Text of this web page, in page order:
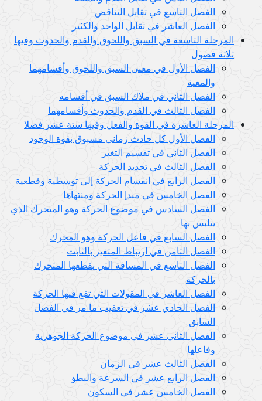
الفصل التاسع في تقابل التناقض
الفصل العاشر في تقابل الواحد والكثير
المرحلة التاسعة في السبق واللحوق والقدم والحدوث وفيها
ثلاثة فصول
الفصل الأول في معنى السبق واللحوق وأقسامهما
والمعية
الفصل الثاني في ملاك السبق في أقسامه
الفصل الثالث في القدم والحدوث وأقسامهما
المرحلة العاشرة في القوة والفعل وفيها ستة عشر فصلا
الفصل الأول كل حادث زماني مسبوق بقوة الوجود
الفصل الثاني في تقسيم التغير
الفصل الثالث في تحديد الحركة
الفصل الرابع في انقسام الحركة إلى توسطية وقطعية
الفصل الخامس في مبدإ الحركة ومنتهاها
الفصل السادس في موضوع الحركة وهو المتحرك الذي
يتلبس بها
الفصل السابع في فاعل الحركة وهو المحرك
الفصل الثامن في ارتباط المتغير بالثابت
الفصل التاسع في المسافة التي يقطعها المتحرك
بالحركة
الفصل العاشر في المقولات التي تقع فيها الحركة
الفصل الحادي عشر في تعقيب ما مر في الفصل
السابق
الفصل الثاني عشر في موضوع الحركة الجوهرية
وفاعلها
الفصل الثالث عشر في الزمان
الفصل الرابع عشر في السرعة والبطؤ
الفصل الخامس عشر في السكون